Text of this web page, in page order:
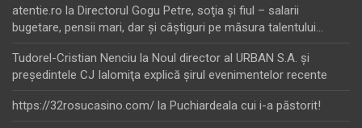
atentie.ro la Directorul Gogu Petre, soţia şi fiul – salarii
bugetare, pensii mari, dar şi câştiguri pe măsura talentului…
Tudorel-Cristian Nenciu la Noul director al URBAN S.A. şi
preşedintele CJ Ialomiţa explică şirul evenimentelor recente
https://32rosucasino.com/ la Puchiardeala cui i-a păstorit!